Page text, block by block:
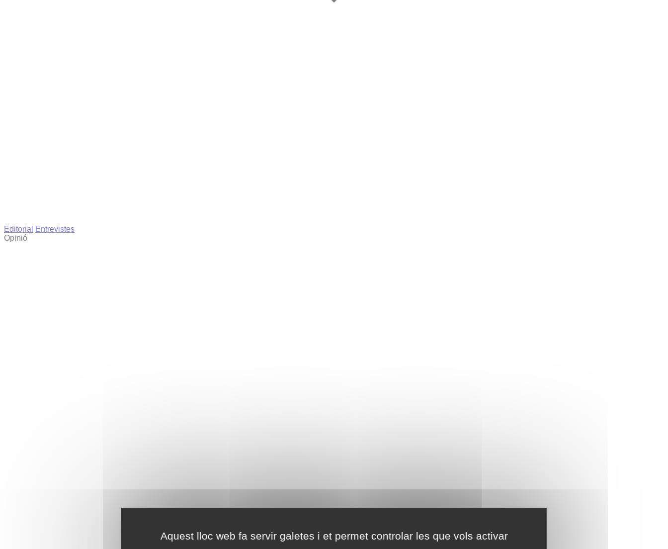
Aquest lloc web fa servir galetes i et permet controlar les que vols activar
Editorial
Entrevistes
Opinió